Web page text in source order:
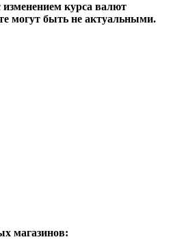
курса валют
могут быть не актуальными.
магазинов: